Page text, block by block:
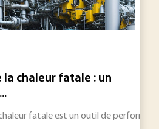
chaleur fatale : un
fatale est un outil de